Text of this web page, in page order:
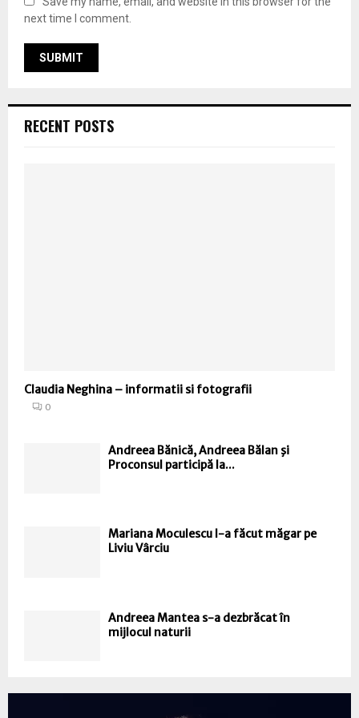
next time I comment.
RECENT POSTS
Claudia Neghina – informatii si fotografii
0
Andreea Bănică, Andreea Bălan şi
Proconsul participă la...
Mariana Moculescu l-a făcut măgar pe
Liviu Vârciu
Andreea Mantea s-a dezbrăcat în
mijlocul naturii